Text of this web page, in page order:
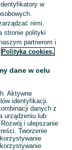
Sprzedaż produktów zdrowia i urody Kraków ▶️ Kosmetyki, perfumy, sprzęt medyczny ✅ Nowe i używane w najlepszych cenach ☝ Znajdź ogłoszenia na OLX.pl!
w
nimi,
stronie polityki
partnerom i
Polityka cookies,
dane w celu
Aktywne
identyfikacji.
danych z
urządzeniu lub
i ulepszanie
Tworzenie